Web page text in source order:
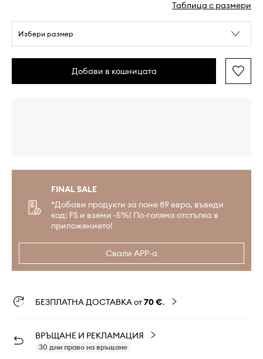
Таблица с размери
Избери размер
Добави в кошницата
FINAL SALE
*Добави продукти за поне 89 евро, въведи
код: FS и вземи -5%! По-голяма отстъпка в
приложението!
Свали APP-а
БЕЗПЛАТНА ДОСТАВКА от70 €.
ВРЪЩАНЕ И РЕКЛАМАЦИЯ
30 дни право на връщане